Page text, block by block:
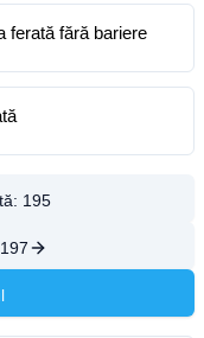
ferată fără bariere
195
197